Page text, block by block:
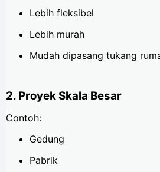
Lebih fleksibel
Lebih murah
Mudah dipasang tukang
2. Proyek Skala Besar
Contoh:
Gedung
Pabrik